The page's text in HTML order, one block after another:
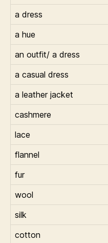
a dress
a hue
an outfit/ a dress
a casual dress
a leather jacket
cashmere
lace
flannel
fur
wool
silk
cotton